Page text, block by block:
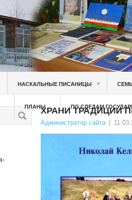
НАСКАЛЬНЫЕ ПИСАНИЦЫ ▼
ПЛАНЫ ПО СЛЕДАМ
ХРАНИ ТРАДИЦИИ
Администратор сайта